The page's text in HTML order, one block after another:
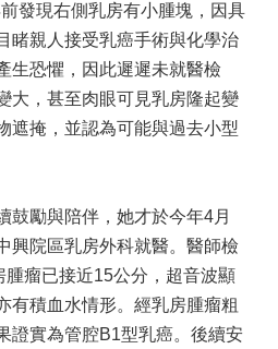
發現右側乳房有小腫塊，因具
睹親人接受乳癌手術與化學治
生恐懼，因此遲遲未就醫檢
大，甚至肉眼可見乳房隆起變
遮掩，並認為可能與過去小型
鼓勵與陪伴，她才於今年4月
興院區乳房外科就醫。醫師檢
瘤已接近15公分，超音波顯
有積血水情形。經乳房腫瘤粗
證實為管腔B1型乳癌。後續安